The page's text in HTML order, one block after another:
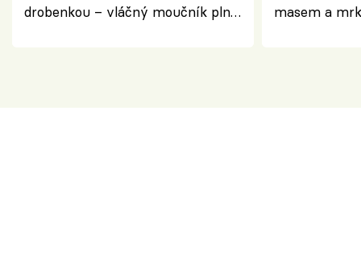
drobenkou – vláčný moučník plný
masem a